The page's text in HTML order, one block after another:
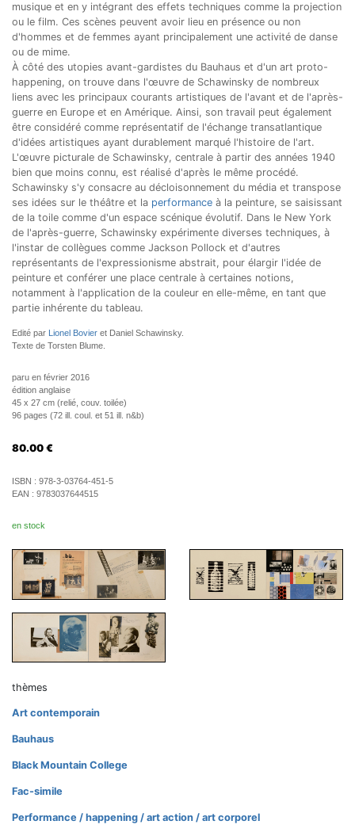
musique et en y intégrant des effets techniques comme la projection
ou le film. Ces scènes peuvent avoir lieu en présence ou non
d'hommes et de femmes ayant principalement une activité de danse
ou de mime.
À côté des utopies avant-gardistes du Bauhaus et d'un art proto-
happening, on trouve dans l'œuvre de Schawinsky de nombreux
liens avec les principaux courants artistiques de l'avant et de l'après-
guerre en Europe et en Amérique. Ainsi, son travail peut également
être considéré comme représentatif de l'échange transatlantique
d'idées artistiques ayant durablement marqué l'histoire de l'art.
L'œuvre picturale de Schawinsky, centrale à partir des années 1940
bien que moins connu, est réalisé d'après le même procédé.
Schawinsky s'y consacre au décloisonnement du média et transpose
ses idées sur le théâtre et la performance à la peinture, se saisissant
de la toile comme d'un espace scénique évolutif. Dans le New York
de l'après-guerre, Schawinsky expérimente diverses techniques, à
l'instar de collègues comme Jackson Pollock et d'autres
représentants de l'expressionisme abstrait, pour élargir l'idée de
peinture et conférer une place centrale à certaines notions,
notamment à l'application de la couleur en elle-même, en tant que
partie inhérente du tableau.
Edité par Lionel Bovier et Daniel Schawinsky.
Texte de Torsten Blume.
paru en février 2016
édition anglaise
45 x 27 cm (relié, couv. toilée)
96 pages (72 ill. coul. et 51 ill. n&b)
80.00 €
ISBN : 978-3-03764-451-5
EAN : 9783037644515
en stock
thèmes
Art contemporain
Bauhaus
Black Mountain College
Fac-simile
Performance / happening / art action / art corporel